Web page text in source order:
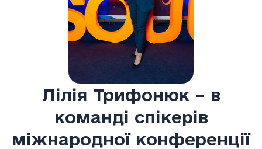
Лілія Трифонюк – в
команді спікерів
міжнародної конференції